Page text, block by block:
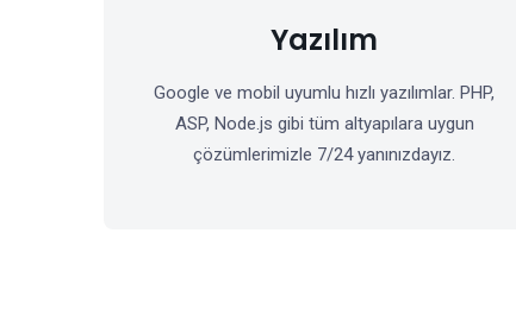
Yazılım
Google ve mobil uyumlu hızlı yazılımlar. PHP,
ASP, Node.js gibi tüm altyapılara uygun
çözümlerimizle 7/24 yanınızdayız.